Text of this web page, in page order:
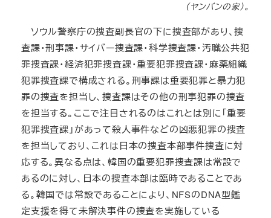
（ヤンバンの家）。
ソウル警察庁の捜査副長官の下に捜査部があり、捜
査課・刑事課・サイバー捜査課・科学捜査課・汚職公共犯
罪捜査課・経済犯罪捜査課・重要犯罪捜査課・麻薬組織
犯罪捜査課で構成される。刑事課は重要犯罪と暴力犯
罪の捜査を担当し、捜査課はその他の刑事犯罪の捜査
を担当する。ここで注目されるのはこれとは別に「重要
犯罪捜査課」があって殺人事件などの凶悪犯罪の捜査
を担当しており、これは日本の捜査本部事件捜査に対
応する。異なる点は、韓国の重要犯罪捜査課は常設で
あるのに対し、日本の捜査本部は臨時であることであ
る。韓国では常設であることにより、NFSのDNA型鑑
定支援を得て未解決事件の捜査を実施している